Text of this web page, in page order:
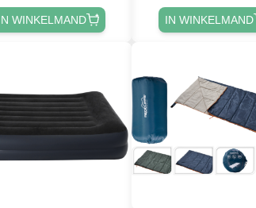
WINKELMAND IN WINKELMAND